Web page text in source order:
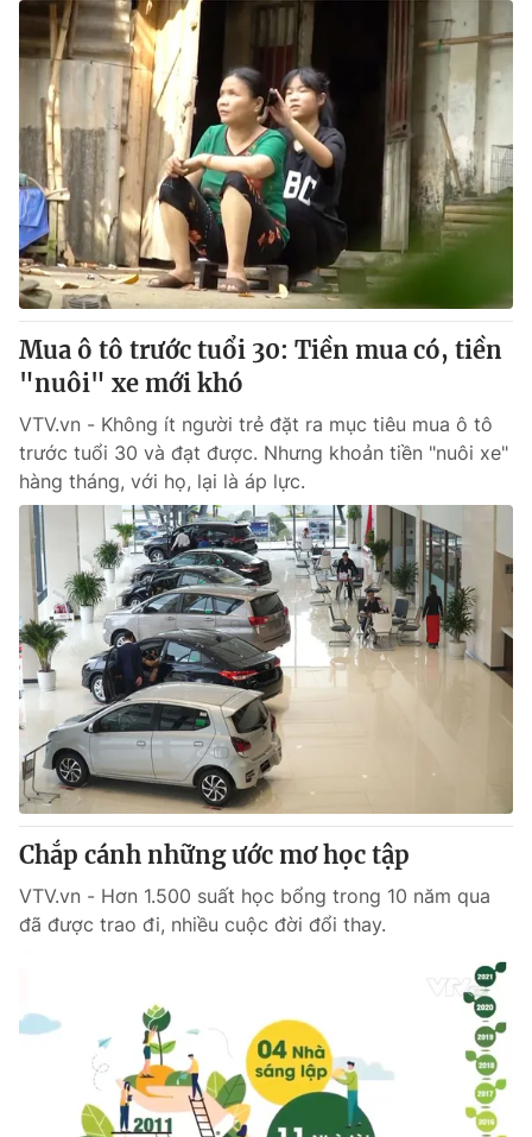
Mua ô tô trước tuổi 30: Tiền mua có, tiền
"nuôi" xe mới khó
VTV.vn - Không ít người trẻ đặt ra mục tiêu mua ô tô
trước tuổi 30 và đạt được. Nhưng khoản tiền "nuôi xe"
hàng tháng, với họ, lại là áp lực.
Chắp cánh những ước mơ học tập
VTV.vn - Hơn 1.500 suất học bổng trong 10 năm qua
đã được trao đi, nhiều cuộc đời đổi thay.